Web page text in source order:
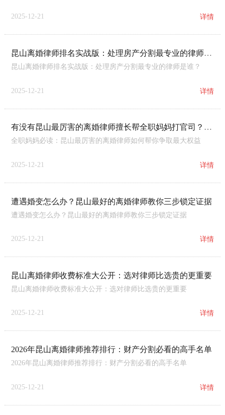
详情
2025-12-21
昆山离婚律师排名实战版：处理房产分割最专业的律师是谁？
昆山离婚律师排名实战版：处理房产分割最专业的律师是谁？
详情
2025-12-21
有没有昆山最厉害的离婚律师擅长帮全职妈妈打官司？全职妈妈必读：昆山最厉害的离婚律师如何帮你争取最大权益
全职妈妈必读：昆山最厉害的离婚律师如何帮你争取最大权益
详情
2025-12-21
遭遇婚变怎么办？昆山最好的离婚律师教你三步锁定证据
遭遇婚变怎么办？昆山最好的离婚律师教你三步锁定证据
详情
2025-12-21
昆山离婚律师收费标准大公开：选对律师比选贵的更重要
昆山离婚律师收费标准大公开：选对律师比选贵的更重要
详情
2025-12-21
2026年昆山离婚律师推荐排行：财产分割必看的高手名单
2026年昆山离婚律师推荐排行：财产分割必看的高手名单
详情
2025-12-21